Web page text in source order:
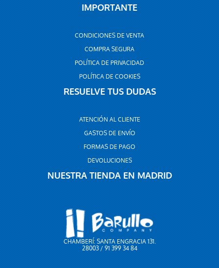
IMPORTANTE
CONDICIONES DE VENTA
COMPRA SEGURA
POLÍTICA DE PRIVACIDAD
POLÍTICA DE COOKIES
RESUELVE TUS DUDAS
ATENCIÓN AL CLIENTE
GASTOS DE ENVÍO
FORMAS DE PAGO
DEVOLUCIONES
NUESTRA TIENDA EN MADRID
CHAMBERÍ: SANTA ENGRACIA 131.
28003 / 91 399 34 84